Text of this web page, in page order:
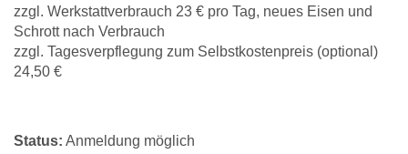
zzgl. Werkstattverbrauch 23 € pro Tag, neues Eisen und
Schrott nach Verbrauch
zzgl. Tagesverpflegung zum Selbstkostenpreis (optional)
24,50 €
Status: Anmeldung möglich